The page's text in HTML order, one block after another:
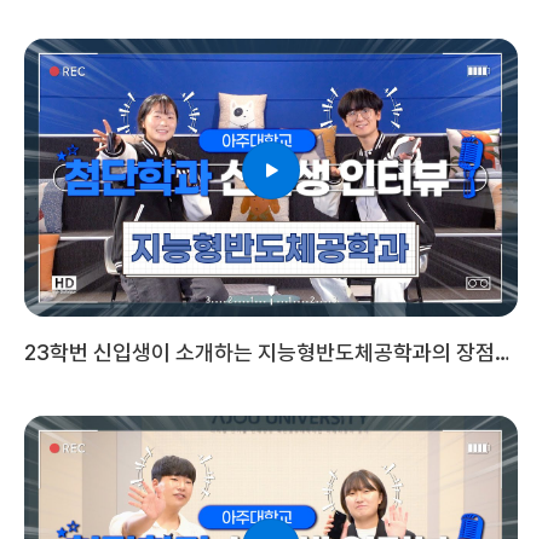
23학번 신입생이 소개하는 지능형반도체공학과의 장점